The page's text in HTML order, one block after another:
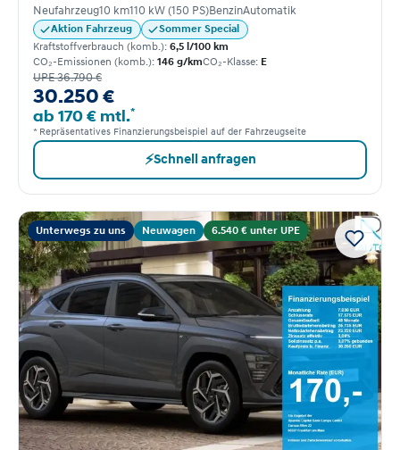
Neufahrzeug10 km110 kW (150 PS)BenzinAutomatik
Aktion Fahrzeug
Sommer Special
Kraftstoffverbrauch (komb.): 6,5 l/100 km
CO₂-Emissionen (komb.): 146 g/kmCO₂-Klasse: E
UPE 36.790 €
30.250 €
ab 170 € mtl.*
* Repräsentatives Finanzierungsbeispiel auf der Fahrzeugseite
⚡Schnell anfragen
Unterwegs zu uns Neuwagen 6.540 € unter UPE